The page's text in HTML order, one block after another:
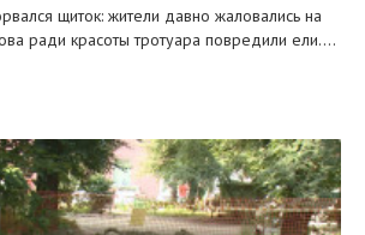
щиток: жители давно жаловались на
ради красоты тротуара повредили ели.…